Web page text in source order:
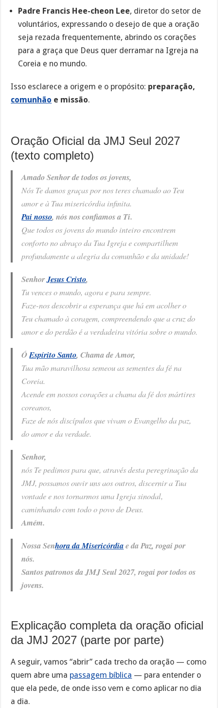
Padre Francis Hee-cheon Lee, diretor do setor de
voluntários, expressando o desejo de que a oração
seja rezada frequentemente, abrindo os corações
para a graça que Deus quer derramar na Igreja na
Coreia e no mundo.
Isso esclarece a origem e o propósito: preparação,
comunhão e missão.
Oração Oficial da JMJ Seul 2027
(texto completo)
Amado Senhor de todos os jovens,
Nós Te damos graças por nos teres chamado ao Teu
amor e à Tua misericórdia infinita.
Pai nosso, nós nos confiamos a Ti.
Que todos os jovens do mundo inteiro encontrem
conforto no abraço da Tua Igreja e compartilhem
profundamente a alegria da comunhão e da unidade!
SenhorJesus Cristo,
Tu vences o mundo, agora e para sempre.
Faze-nos descobrir a esperança que há em acolher o
Teu chamado à coragem, compreendendo que a cruz do
amor e do perdão é a verdadeira vitória sobre o mundo.
ÓEspírito Santo, Chama de Amor,
Tua mão maravilhosa semeou as sementes da fé na
Coreia.
Acende em nossos corações a chama da fé dos mártires
coreanos,
Faze de nós discípulos que vivam o Evangelho da paz,
do amor e da verdade.
Senhor,
nós Te pedimos para que, através desta peregrinação da
JMJ, possamos ouvir uns aos outros, discernir a Tua
vontade e nos tornarmos uma Igreja sinodal,
caminhando com todo o povo de Deus.
Amém.
Nossa Senhora da Misericórdiae da Paz, rogai por
nós.
Santos patronos da JMJ Seul 2027, rogai por todos os
jovens.
Explicação completa da oração oficial
da JMJ 2027 (parte por parte)
A seguir, vamos “abrir” cada trecho da oração — como
quem abre uma passagem bíblica — para entender o
que ela pede, de onde isso vem e como aplicar no dia
a dia.